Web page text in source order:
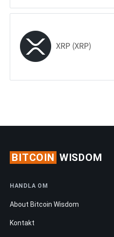
XRP (XRP)
BITCOIN WISDOM
HANDLA OM
About Bitcoin Wisdom
Kontakt